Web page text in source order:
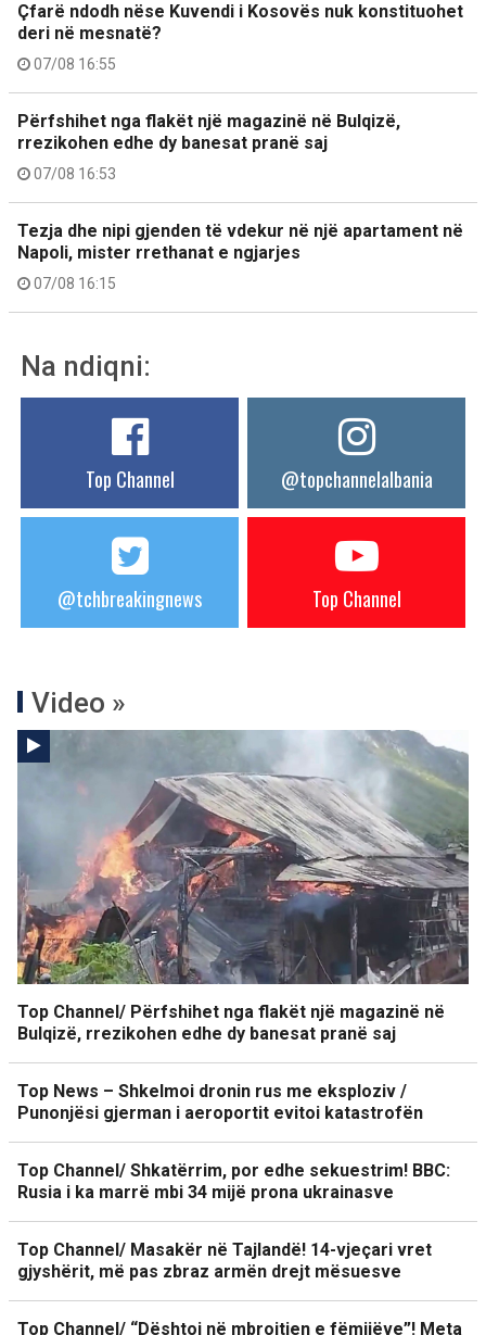
Çfarë ndodh nëse Kuvendi i Kosovës nuk konstituohet
deri në mesnatë?
07/08 16:55
Përfshihet nga flakët një magazinë në Bulqizë,
rrezikohen edhe dy banesat pranë saj
07/08 16:53
Tezja dhe nipi gjenden të vdekur në një apartament në
Napoli, mister rrethanat e ngjarjes
07/08 16:15
Na ndiqni:
Top Channel @topchannelalbania
@tchbreakingnews Top Channel
Video »
Top Channel/ Përfshihet nga flakët një magazinë në
Bulqizë, rrezikohen edhe dy banesat pranë saj
Top News – Shkelmoi dronin rus me eksploziv /
Punonjësi gjerman i aeroportit evitoi katastrofën
Top Channel/ Shkatërrim, por edhe sekuestrim! BBC:
Rusia i ka marrë mbi 34 mijë prona ukrainasve
Top Channel/ Masakër në Tajlandë! 14-vjeçari vret
gjyshërit, më pas zbraz armën drejt mësuesve
Top Channel/ “Dështoi në mbrojtjen e fëmijëve”! Meta